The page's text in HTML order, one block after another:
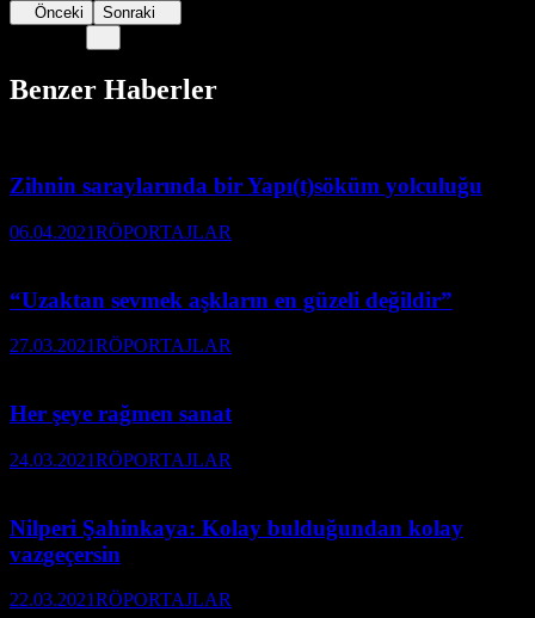
Önceki Sonraki
Benzer Haberler
Zihnin saraylarında bir Yapı(t)söküm yolculuğu
06.04.2021RÖPORTAJLAR
“Uzaktan sevmek aşkların en güzeli değildir”
27.03.2021RÖPORTAJLAR
Her şeye rağmen sanat
24.03.2021RÖPORTAJLAR
Nilperi Şahinkaya: Kolay bulduğundan kolay
vazgeçersin
22.03.2021RÖPORTAJLAR